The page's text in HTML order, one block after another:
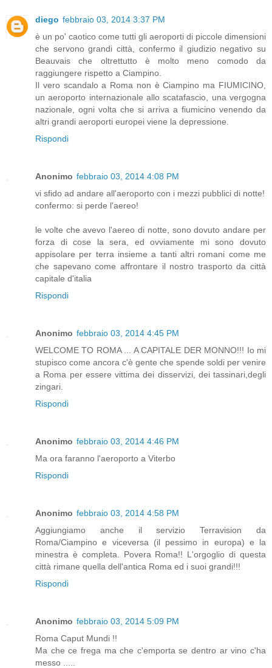
diego febbraio 03, 2014 3:37 PM
è un po' caotico come tutti gli aeroporti di piccole dimensioni
che servono grandi città, confermo il giudizio negativo su
Beauvais che oltrettutto è molto meno comodo da
raggiungere rispetto a Ciampino.
Il vero scandalo a Roma non è Ciampino ma FIUMICINO,
un aeroporto internazionale allo scatafascio, una vergogna
nazionale, ogni volta che si arriva a fiumicino venendo da
altri grandi aeroporti europei viene la depressione.
Rispondi
Anonimo febbraio 03, 2014 4:08 PM
vi sfido ad andare all'aeroporto con i mezzi pubblici di notte!
confermo: si perde l'aereo!
le volte che avevo l'aereo di notte, sono dovuto andare per
forza di cose la sera, ed ovviamente mi sono dovuto
appisolare per terra insieme a tanti altri romani come me
che sapevano come affrontare il nostro trasporto da città
capitale d'italia
Rispondi
Anonimo febbraio 03, 2014 4:45 PM
WELCOME TO ROMA ... A CAPITALE DER MONNO!!! Io mi
stupisco come ancora c'è gente che spende soldi per venire
a Roma per essere vittima dei disservizi, dei tassinari,degli
zingari.
Rispondi
Anonimo febbraio 03, 2014 4:46 PM
Ma ora faranno l'aeroporto a Viterbo
Rispondi
Anonimo febbraio 03, 2014 4:58 PM
Aggiungiamo anche il servizio Terravision da
Roma/Ciampino e viceversa (il pessimo in europa) e la
minestra è completa. Povera Roma!! L'orgoglio di questa
città rimane quella dell'antica Roma ed i suoi grandi!!!
Rispondi
Anonimo febbraio 03, 2014 5:09 PM
Roma Caput Mundi !!
Ma che ce frega ma che c'emporta se dentro ar vino c'ha
messo .....